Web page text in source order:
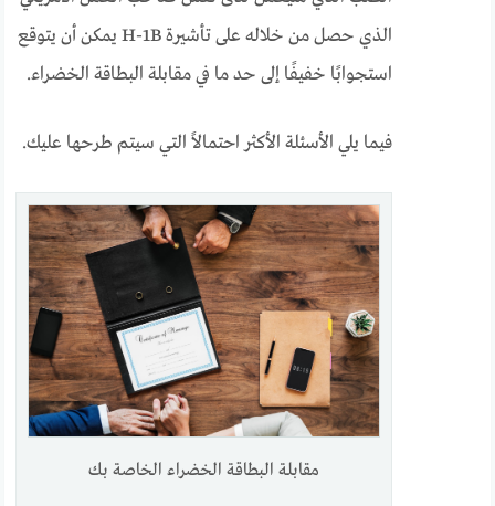
الذي حصل من خلاله على تأشيرة H-1B يمكن أن يتوقع
استجوابًا خفيفًا إلى حد ما في مقابلة البطاقة الخضراء.
فيما يلي الأسئلة الأكثر احتمالاً التي سيتم طرحها عليك.
مقابلة البطاقة الخضراء الخاصة بك